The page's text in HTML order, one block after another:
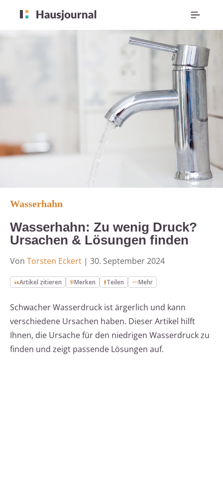
Wasserhahn
Wasserhahn: Zu wenig Druck?
Ursachen & Lösungen finden
Von Torsten Eckert | 30. September 2024
Artikel zitieren Merken Teilen Mehr
Schwacher Wasserdruck ist ärgerlich und kann
verschiedene Ursachen haben. Dieser Artikel hilft
Ihnen, die Ursache für den niedrigen Wasserdruck zu
finden und zeigt passende Lösungen auf.